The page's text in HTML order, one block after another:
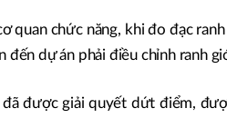
quan chức năng, khi đo đạc
đến dự án phải điều chỉnh ranh
được giải quyết dứt điểm,